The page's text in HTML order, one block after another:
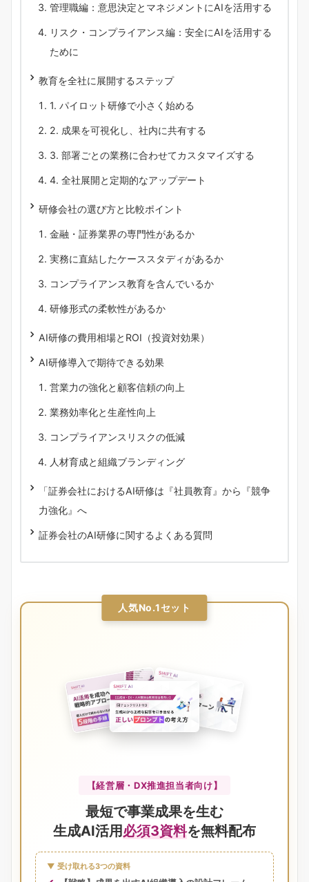
管理職編：意思決定とマネジメントにAIを活用する
リスク・コンプライアンス編：安全にAIを活用する
ために
教育を全社に展開するステップ
1. パイロット研修で小さく始める
2. 成果を可視化し、社内に共有する
3. 部署ごとの業務に合わせてカスタマイズする
4. 全社展開と定期的なアップデート
研修会社の選び方と比較ポイント
金融・証券業界の専門性があるか
実務に直結したケーススタディがあるか
コンプライアンス教育を含んでいるか
研修形式の柔軟性があるか
AI研修の費用相場とROI（投資対効果）
AI研修導入で期待できる効果
営業力の強化と顧客信頼の向上
業務効率化と生産性向上
コンプライアンスリスクの低減
人材育成と組織ブランディング
「証券会社におけるAI研修は『社員教育』から『競争
力強化』へ
証券会社のAI研修に関するよくある質問
人気No.1セット
【経営層・DX推進担当者向け】
最短で事業成果を生む
生成AI活用必須3資料を無料配布
▼ 受け取れる3つの資料